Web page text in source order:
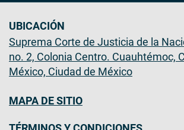
UBICACIÓN
Suprema Corte de Justicia de la
no. 2, Colonia Centro. Cuauhtémoc,
México, Ciudad de México
MAPA DE SITIO